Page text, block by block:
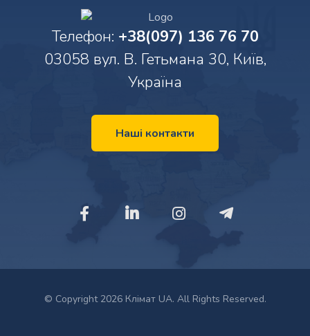
Телефон: +38(097) 136 76 70
03058 вул. В. Гетьмана 30, Київ,
Україна
Наші контакти
© Copyright 2026 Клімат UA. All Rights Reserved.